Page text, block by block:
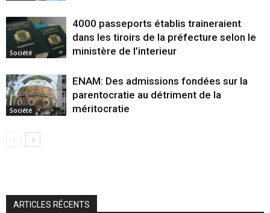
Société
4000 passeports établis traineraient
dans les tiroirs de la préfecture selon le
ministère de l’interieur
Société
ENAM: Des admissions fondées sur la
parentocratie au détriment de la
méritocratie
ARTICLES RÉCENTS